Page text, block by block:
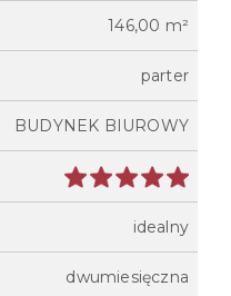
146,00 m²
parter
BUDYNEK BIUROWY
idealny
dwumiesięczna